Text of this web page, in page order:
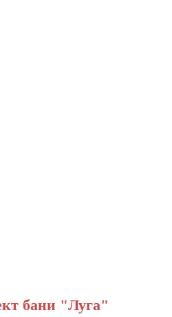
бани "Луга"